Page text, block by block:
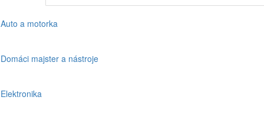
Auto a motorka
Domáci majster a nástroje
Elektronika